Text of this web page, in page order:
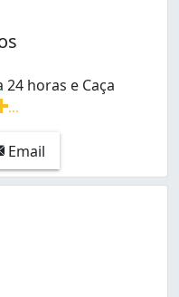
horas e Caça
Email